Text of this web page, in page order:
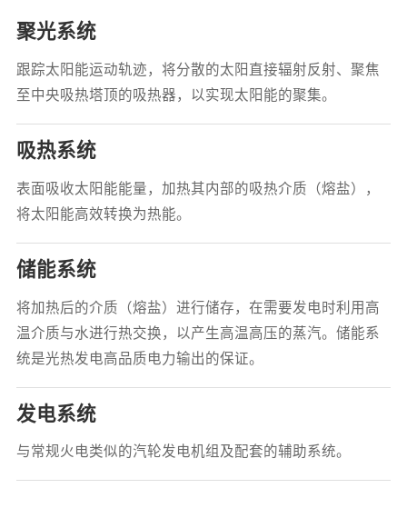
聚光系统
跟踪太阳能运动轨迹，将分散的太阳直接辐射反射、聚焦
至中央吸热塔顶的吸热器，以实现太阳能的聚集。
吸热系统
表面吸收太阳能能量，加热其内部的吸热介质（熔盐），
将太阳能高效转换为热能。
储能系统
将加热后的介质（熔盐）进行储存，在需要发电时利用高
温介质与水进行热交换，以产生高温高压的蒸汽。储能系
统是光热发电高品质电力输出的保证。
发电系统
与常规火电类似的汽轮发电机组及配套的辅助系统。